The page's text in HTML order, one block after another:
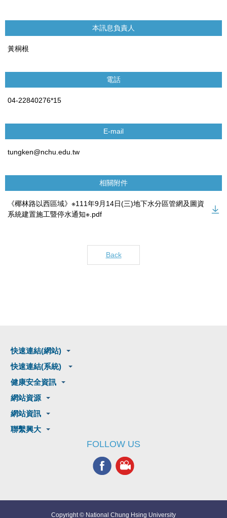
本訊息負責人
黃桐根
電話
04-22840276*15
E-mail
tungken@nchu.edu.tw
相關附件
《椰林路以西區域》※111年9月14日(三)地下水分區管網及圖資
系統建置施工暨停水通知※.pdf
Back
快速連結(網站)
快速連結(系統)
健康安全資訊
網站資源
網站資訊
聯繫興大
FOLLOW US
Copyright © National Chung Hsing University